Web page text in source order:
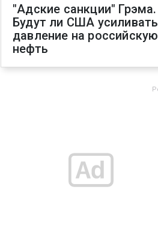
"Адские санкции" Грэма.
Будут ли США усиливать
давление на российскую
нефть